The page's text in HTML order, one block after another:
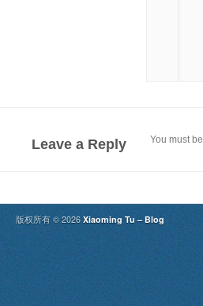
Leave a Reply You must be
版权所有 © 2026 Xiaoming Tu – Blog